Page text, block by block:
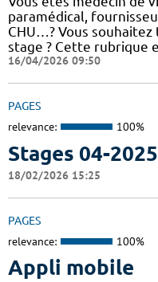
paramédical,
CHU…? Vous
stage ? Cette rubrique
16/04/2026 09:50
PAGES
relevance: 100%
Stages 04-2025
18/02/2026 15:25
PAGES
relevance: 100%
Appli mobile